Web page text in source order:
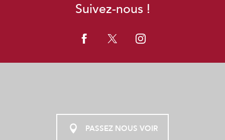
Suivez-nous !
PASSEZ NOUS VOIR